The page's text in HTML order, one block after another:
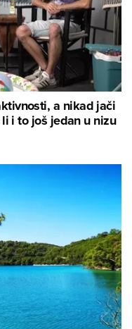
a nikad jači
i to još jedan u nizu